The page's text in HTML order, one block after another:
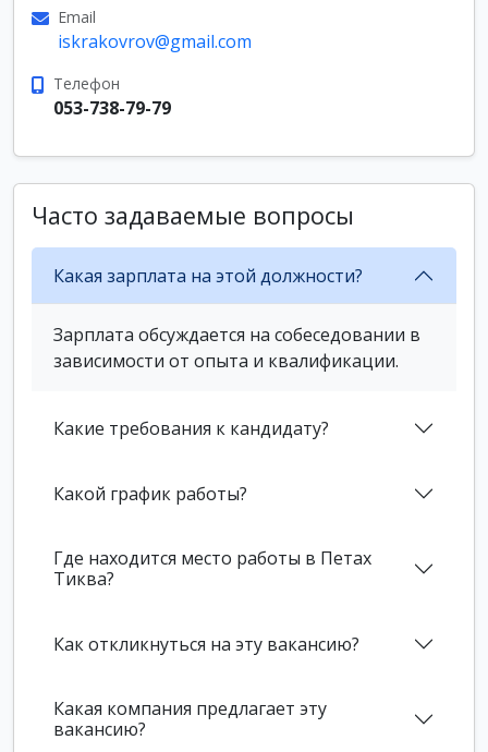
Email
iskrakovrov@gmail.com
Телефон
053-738-79-79
Часто задаваемые вопросы
Какая зарплата на этой должности?
Зарплата обсуждается на собеседовании в
зависимости от опыта и квалификации.
Какие требования к кандидату?
Какой график работы?
Где находится место работы в Петах
Тиква?
Как откликнуться на эту вакансию?
Какая компания предлагает эту
вакансию?